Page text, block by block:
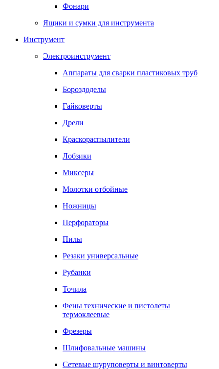
Фонари
Ящики и сумки для инструмента
Инструмент
Электроинструмент
Аппараты для сварки пластиковых труб
Бороздоделы
Гайковерты
Дрели
Краскораспылители
Лобзики
Миксеры
Молотки отбойные
Ножницы
Перфораторы
Пилы
Резаки универсальные
Рубанки
Точила
Фены технические и пистолеты
термоклеевые
Фрезеры
Шлифовальные машины
Сетевые шуруповерты и винтоверты